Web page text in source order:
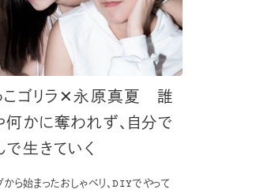
こゴリラ✕永原真夏 誰
何かに奪われず、自分で
で生きていく
から始まったおしゃべり、DIYでやって